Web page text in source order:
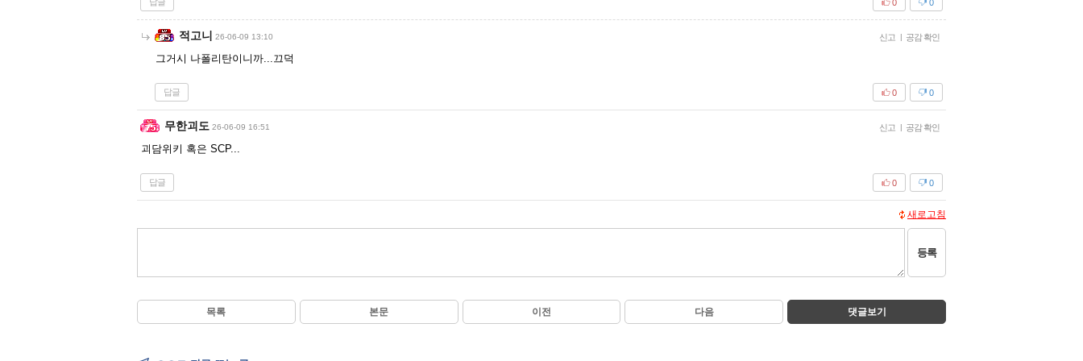
0
0
적고니 26-06-09 13:10 신고 | 공감 확인
그거시 나폴리탄이니까...끄덕
답글 0
0
무한괴도 26-06-09 16:51 신고 | 공감 확인
괴담위키 혹은 SCP...
답글 0
0
새로고침
등록
목록 본문 이전 다음 댓글보기